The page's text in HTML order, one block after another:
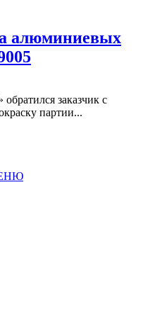
алюминиевых
заказчик с
партии...